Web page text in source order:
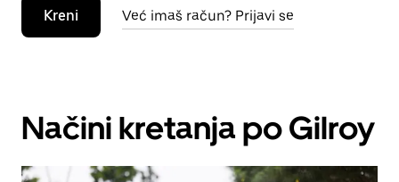
Kreni Već imaš račun? Prijavi se
Načini kretanja po Gilroy